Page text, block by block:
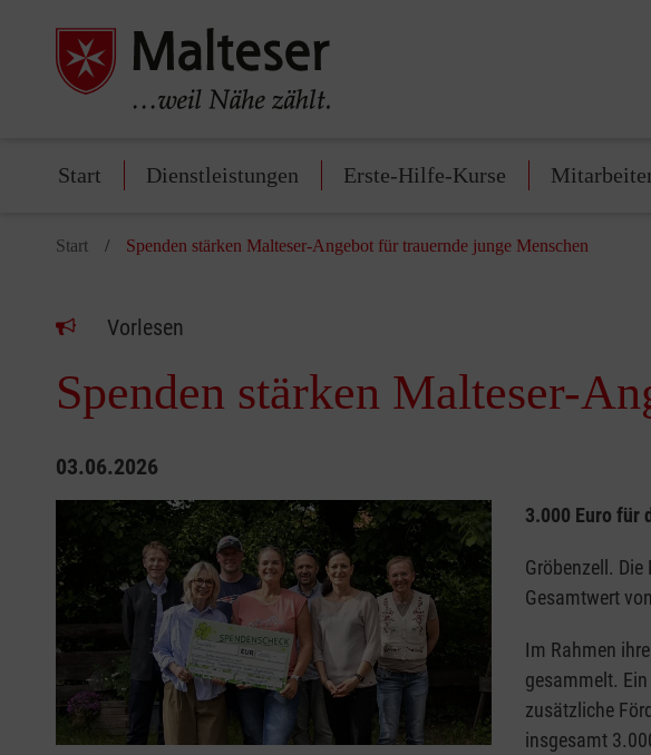
Start Dienstleistungen Erste-Hilfe-Kurse
Start Spenden stärken Malteser-Angebot für trauernde junge Menschen
Vorlesen
Spenden stärken Malteser-
03.06.2026
3.000 Euro für
Gröbenzell.
Gesamtwert
Im Rahmen
gesammelt.
zusätzliche
insgesamt